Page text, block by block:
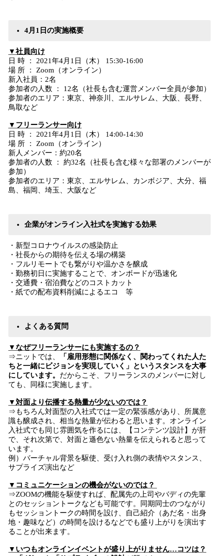
4月1日の実施概要
▼社員向け
日 時 ： 2021年4月1日（木） 15:30-16:00
場 所 ： Zoom（オンライン）
新入社員：2名
参加者の人数 ： 12名（社長も含む運営メンバー全員が参加）
参加者のエリア：東京、神奈川、エルサレム、大阪、長野、
鳥取など
▼フリーランサー向け
日 時 ： 2021年4月1日（木） 14:00-14:30
場 所 ： Zoom（オンライン）
新人メンバー：約20名
参加者の人数 ： 約32名（社長も含む様々な部署のメンバーが
参加）
参加者のエリア：東京、エルサレム、カンボジア、大分、福
島、福岡、埼玉、大阪など
企業がオンライン入社式を実施する効果
・新型コロナウイルスの感染防止
・社長からの期待を伝える場の構築
・フルリモートでも繋がりや温かさを醸成
・勤務初日に実施することで、オンボードが迅速化
・交通費・宿泊費などのコストカット
・紙での配布資料削減によるエコ 等
よくある質問
▼なぜフリーランサーにも実施するの？
⇒ニットでは、
「雇用形態に関係なく、関わってくれた人た
ちと一緒にビジョンを実現していく」というスタンスを大事
にしています。 だからこそ、フリーランスのメンバーに対し
ても、同様に実施します。
▼対面より伝播する熱量が少ないのでは？
⇒もちろん対面型の入社式では一定の緊張感があり、所属意
識も醸成され、相当な熱量が伝わると思います。オンライン
入社式でも同じ雰囲気を作るには、【コンテンツ設計】が肝
で、それ次第で、対面と遜色ない熱量を伝えられると思って
います。
例）バーチャル背景を駆使、受け入れ側の表情やスタンス、
サプライズ演出など
▼コミュニケーションの機会がないのでは？
⇒ZOOMの機能を駆使すれば、配属先の上司やバディの先輩
とのセッショントークなども可能です。同期同士のつながり
もセッショントークの時間を設け、自己紹介（あだ名・出身
地・趣味など）の時間を設けるなどでも盛り上がりを演出す
ることが出来ます。
▼いつもオンラインイベントが盛り上がりません…コツは？